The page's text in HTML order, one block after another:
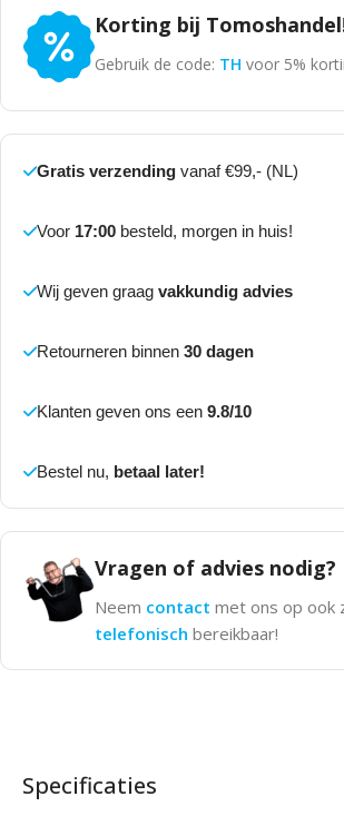
Korting bij
Gebruik de code: TH voor 5%
Gratis verzending vanaf €99,- (NL)
Voor 17:00 besteld, morgen in huis!
Wij geven graag vakkundig advies
Retourneren binnen 30 dagen
Klanten geven ons een 9.8/10
Bestel nu, betaal later!
Vragen of advies nodig?
Neem contact met ons op ook
telefonisch bereikbaar!
Specificaties